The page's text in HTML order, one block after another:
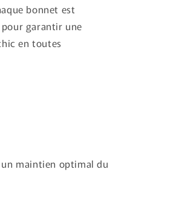
bonnet est
garantir une
en toutes
maintien optimal du